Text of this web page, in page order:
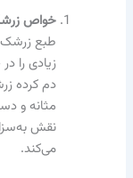
خواص
طبع
زیادی را
دم کرده
مثانه و
نقش
می‌کند.